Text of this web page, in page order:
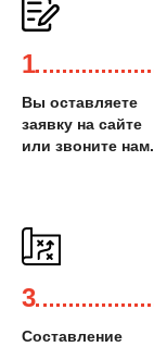
1
Вы оставляете
заявку на сайте
или звоните нам.
3
Составление